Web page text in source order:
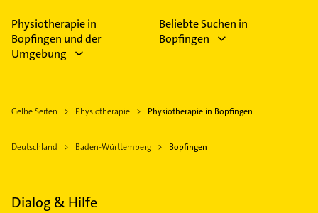
Physiotherapie in
Bopfingen und der
Umgebung
Beliebte Suchen in
Bopfingen
Gelbe Seiten Physiotherapie Physiotherapie in Bopfingen
Deutschland Baden-Württemberg Bopfingen
Dialog & Hilfe